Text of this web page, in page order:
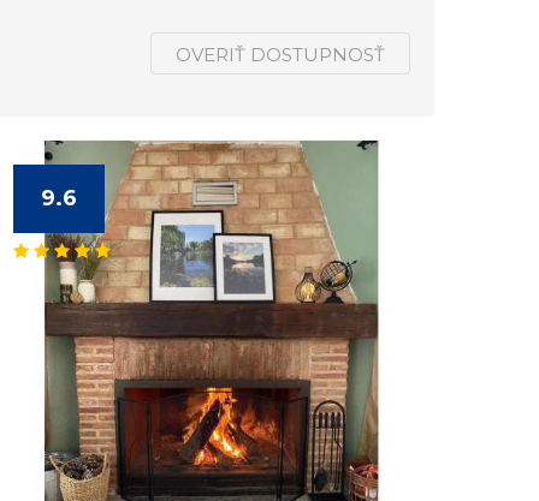
OVERIŤ DOSTUPNOSŤ
9.6